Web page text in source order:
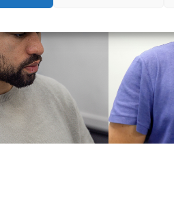
Montabord